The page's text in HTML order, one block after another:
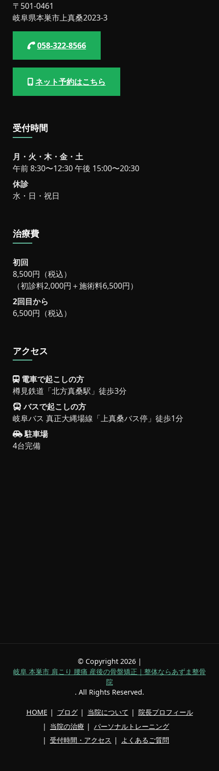
〒501-0461
岐阜県本巣市上真桑2023-3
058-322-8566
ネット予約はこちら
受付時間
月・火・木・金・土
午前 8:30〜12:30 午後 15:00〜20:30
休診
水・日・祝日
治療費
初回
8,500円（税込）
（初診料2,000円＋施術料6,500円）
2回目から
6,500円（税込）
アクセス
電車で起こしの方
樽見鉄道「北方真桑駅」徒歩3分
バスで起こしの方
岐阜バス 真正大縄場線「上真桑バス停」徒歩1分
駐車場
4台完備
© Copyright 2026 |
岐阜 本巣市 肩こり 腰痛 産後の骨盤矯正｜整体ならあずま整骨
院
. All Rights Reserved.
HOME ブログ 当院について
院長プロフィール
当院の治療
パーソナルトレーニング
受付時間・アクセス
よくあるご質問